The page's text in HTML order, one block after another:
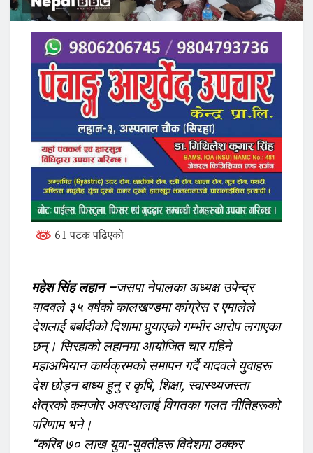
61 पटक पढिएको
महेश सिंह लहान –जसपा नेपालका अध्यक्ष उपेन्द्र
यादवले ३५ वर्षको कालखण्डमा कांग्रेस र एमालेले
देशलाई बर्बादीको दिशामा पुर्‍याएको गम्भीर आरोप लगाएका
छन्। सिरहाको लहानमा आयोजित चार महिने
महाअभियान कार्यक्रमको समापन गर्दै यादवले युवाहरू
देश छोड्न बाध्य हुनु र कृषि, शिक्षा, स्वास्थ्यजस्ता
क्षेत्रको कमजोर अवस्थालाई विगतका गलत नीतिहरूको
परिणाम भने।
“करिब ७० लाख युवा-युवतीहरू विदेशमा ठक्कर